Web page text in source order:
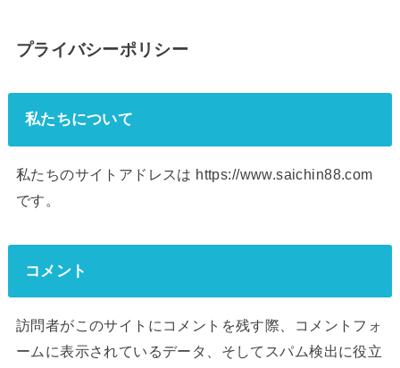
プライバシーポリシー
私たちについて
私たちのサイトアドレスは https://www.saichin88.com
です。
コメント
訪問者がこのサイトにコメントを残す際、コメントフォ
ームに表示されているデータ、そしてスパム検出に役立